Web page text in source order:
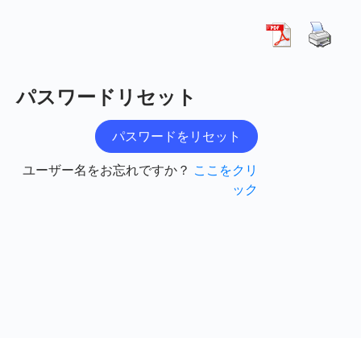
パスワードリセット
ユーザー名をお忘れですか？ ここをクリ
ック